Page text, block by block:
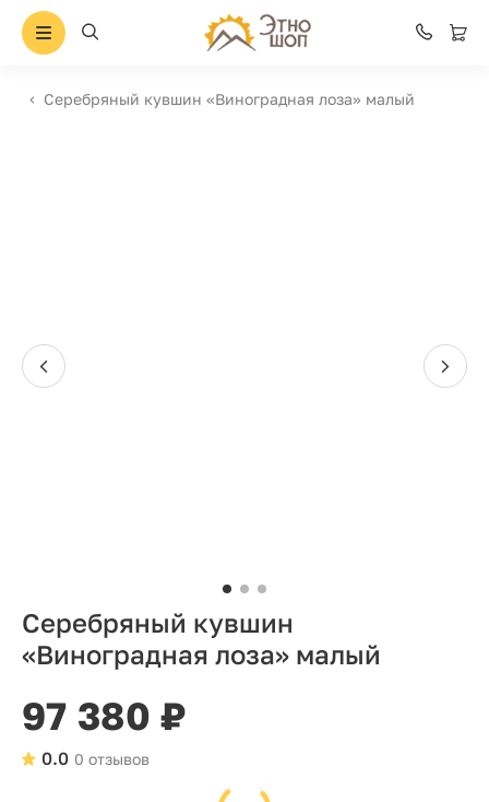
Серебряный кувшин «Виноградная лоза» малый
Серебряный кувшин
«Виноградная лоза» малый
97 380 ₽
0 отзывов
0.0